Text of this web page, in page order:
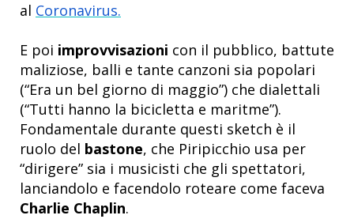
al Coronavirus.
E poi improvvisazioni con il pubblico, battute
maliziose, balli e tante canzoni sia popolari
(“Era un bel giorno di maggio”) che dialettali
(“Tutti hanno la bicicletta e maritme”).
Fondamentale durante questi sketch è il
ruolo del bastone, che Piripicchio usa per
“dirigere” sia i musicisti che gli spettatori,
lanciandolo e facendolo roteare come faceva
Charlie Chaplin.